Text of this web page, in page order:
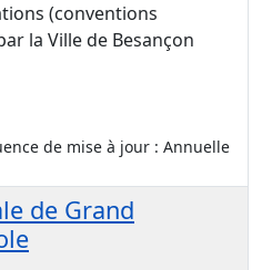
(conventions
la Ville de Besançon
de mise à jour : Annuelle
de Grand